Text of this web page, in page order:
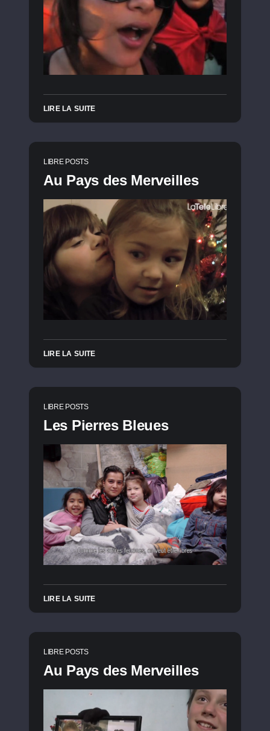
LIRE LA SUITE
LIBRE POSTS
Au Pays des Merveilles
LIRE LA SUITE
LIBRE POSTS
Les Pierres Bleues
LIRE LA SUITE
LIBRE POSTS
Au Pays des Merveilles